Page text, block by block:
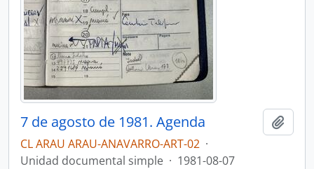
7 de agosto de 1981. Agenda
CL ARAU ARAU-ANAVARRO-ART-02 ·
Unidad documental simple · 1981-08-07